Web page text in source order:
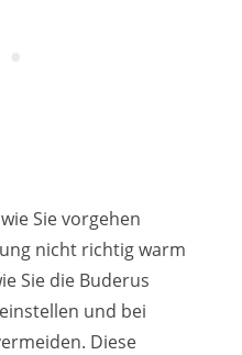
Sie vorgehen
nicht richtig warm
Sie die Buderus
und bei
Diese